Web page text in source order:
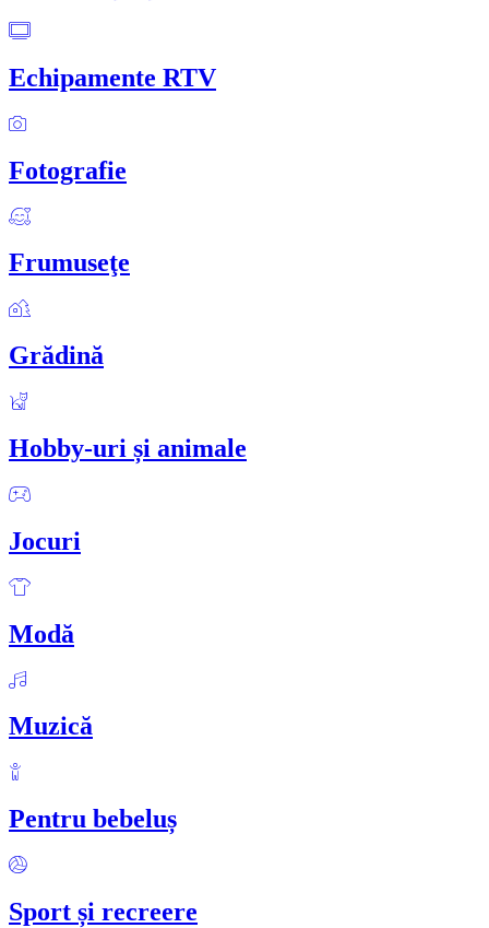
Echipamente RTV
Fotografie
Frumuseţe
Grădină
Hobby-uri și animale
Jocuri
Modă
Muzică
Pentru bebeluș
Sport și recreere